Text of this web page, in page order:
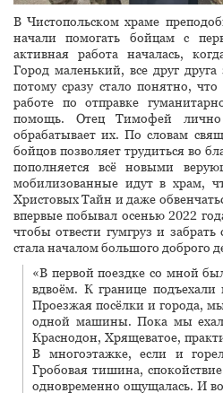
В Чистопольском храме
начали помогать бойцам с
активная работа началась,
Город маленький, все друг
потому сразу стало понятно,
работе по отправке
помощь. Отец Тимофей
обрабатывает их. По словам
бойцов позволяет трудиться во
пополняется всё новыми
мобилизованные идут в храм,
Христовых Тайн и даже
впервые побывал осенью 2022
чтобы отвести гумгруз и
стала началом большого доброго
«В первой поездке со мной
вдвоём. К границе
Проезжая посёлки и города,
одной машины. Пока мы
Краснодон, Хрящеватое,
В многоэтажке, если и
Гробовая тишина,
одновременно ощущалась. И